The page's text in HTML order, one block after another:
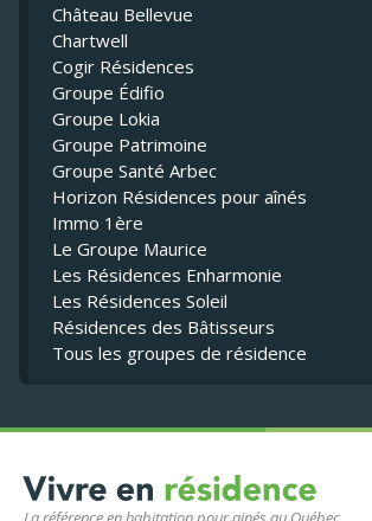
Château Bellevue
Chartwell
Cogir Résidences
Groupe Édifio
Groupe Lokia
Groupe Patrimoine
Groupe Santé Arbec
Horizon Résidences pour aînés
Immo 1ère
Le Groupe Maurice
Les Résidences Enharmonie
Les Résidences Soleil
Résidences des Bâtisseurs
Tous les groupes de résidence